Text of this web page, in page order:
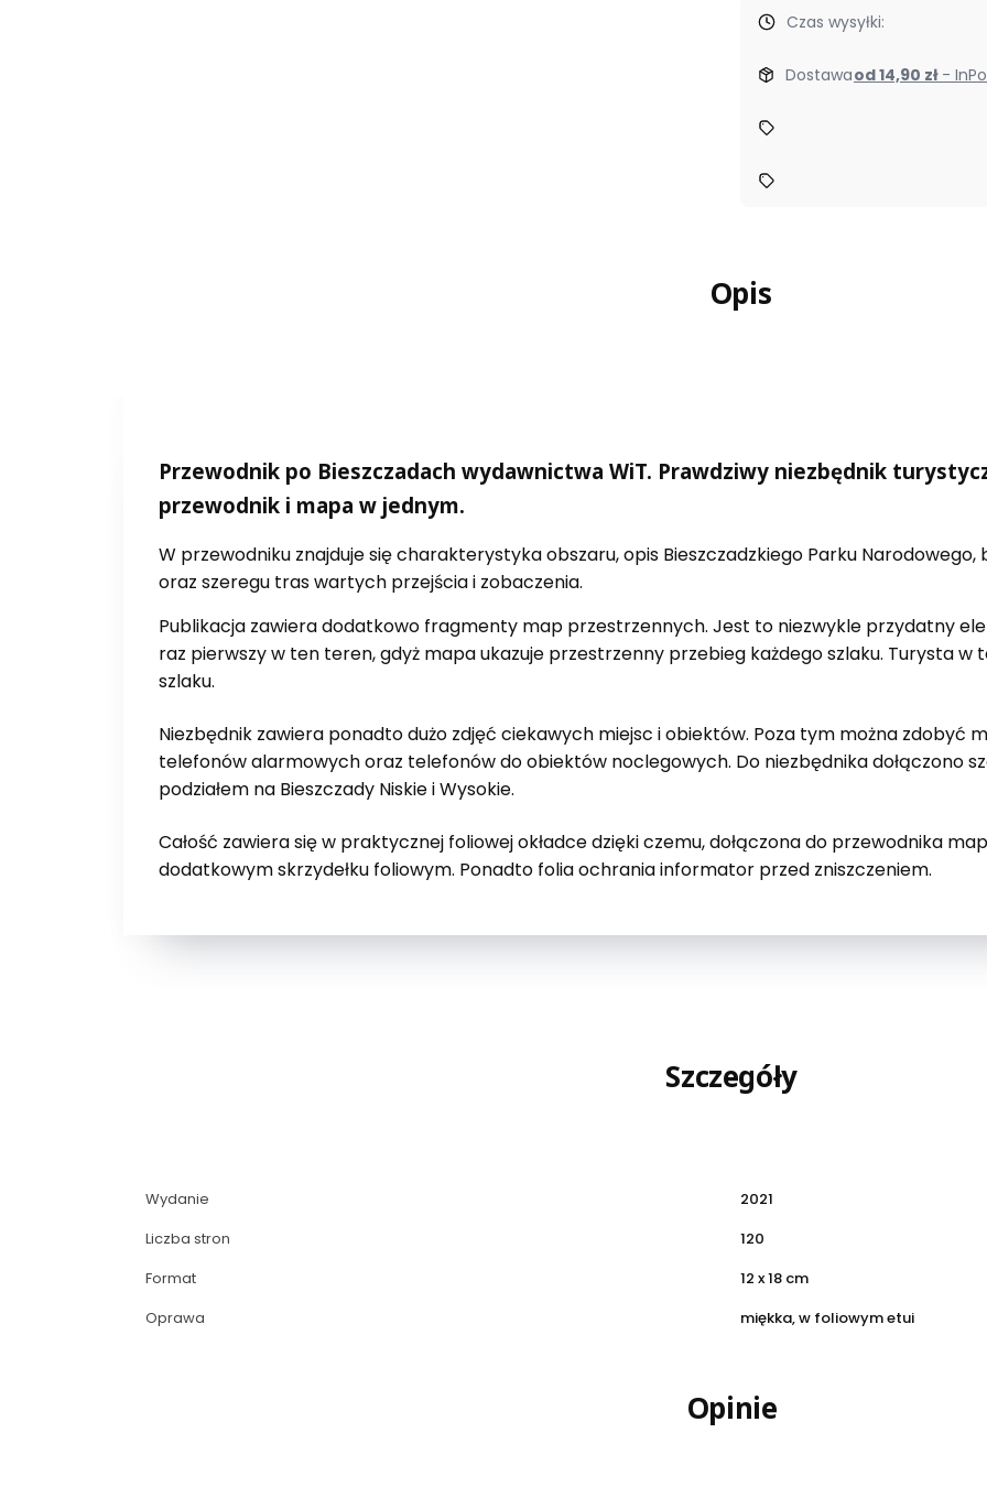
Czas wysyłki:
Dostawa od 14,90 zł -
Opis
Przewodnik po Bieszczadach wydawnictwa WiT. Prawdziwy niezbędnik
przewodnik i mapa w jednym.
W przewodniku znajduje się charakterystyka obszaru, opis Bieszczadzkiego Parku
oraz szeregu tras wartych przejścia i zobaczenia.
Publikacja zawiera dodatkowo fragmenty map przestrzennych. Jest to niezwykle przydatny
raz pierwszy w ten teren, gdyż mapa ukazuje przestrzenny przebieg każdego szlaku. Turysta
szlaku.
Niezbędnik zawiera ponadto dużo zdjęć ciekawych miejsc i obiektów. Poza tym można zdobyć
telefonów alarmowych oraz telefonów do obiektów noclegowych. Do niezbędnika dołączono
podziałem na Bieszczady Niskie i Wysokie.
Całość zawiera się w praktycznej foliowej okładce dzięki czemu, dołączona do przewodnika
dodatkowym skrzydełku foliowym. Ponadto folia ochrania informator przed zniszczeniem.
Szczegóły
Wydanie
2021
Liczba stron
120
Format
12 x 18 cm
Oprawa
miękka, w foliowym etui
Opinie